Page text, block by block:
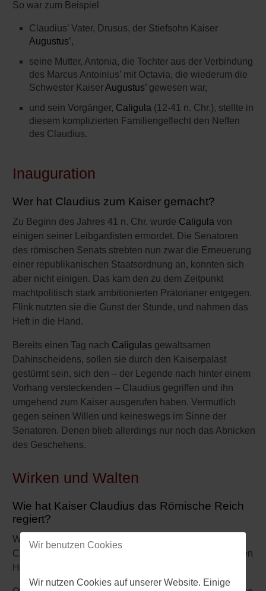
So war zum Beispiel
Claudius’ Vater, Drusus, der Stiefsohn Kaiser
Augustus’,
seine Mutter, Antonia, die Tochter aus der Verbindung
des Marcus Antoinius’ mit Octavia, die wiederum die
Schwester KaiserAugustus’ gewesen war,
und sein Vorgänger, Caligula (12-41 n. Chr.), stellte in
diesem komplizierten Familiengeflecht den Neffen
des Claudius.
Inauguration
Wer hat Claudius zum Kaiser gemacht?
Zu Beginn des Jahres 41 n. Chr. wurde Caligula von
einigen seiner Leibgardisten ermordet. Die Senatoren
des römischen Senats strebten nun zwar die Erneuerung
einer republikanischen Staatsordnung an, konnten sich
aber nicht einigen. Das kam den zu dem Zeitpunkt
machtpolitisch stark ambitionierten Prätorianer entgegen.
Flink nutzten sie die Gunst der Stunde, und nahmen das
Heft in die Hand.
Bereits einen Tag nach Caligulas gewaltsamen
Dahinscheidens, sollen sie durch den Kaiserpalast
gestürmt sein, sich den – der Legende nach hinter einem
Vorhang versteckenden – Claudius gegriffen und ihn
umgehend zum Kaiser ausgerufen haben. Vermutlich
gegen seinen Willen und keineswegs im Sinne der
Senatoren. Denen blieb allerdings nur noch das Abnicken
des Geschehens.
Wirken und Walten
Wie hat Kaiser Claudius das Römische Reich
regiert?
Wider Erwarten: Clever, kompetent und umsichtig!
Claudius wurde vom angeblichen Trottel zum sattelfesten
Herrscher.
Wir benutzen Cookies
Wir nutzen Cookies auf unserer Website. Einige